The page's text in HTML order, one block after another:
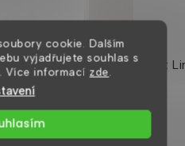
cookie. Dalším
vyjadřujete souhlas s
Více informací zde
s
měď
Art